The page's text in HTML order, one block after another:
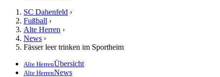
SC Dahenfeld ›
Fußball ›
Alte Herren ›
News ›
Fässer leer trinken im Sportheim
Alte HerrenÜbersicht
Alte HerrenNews